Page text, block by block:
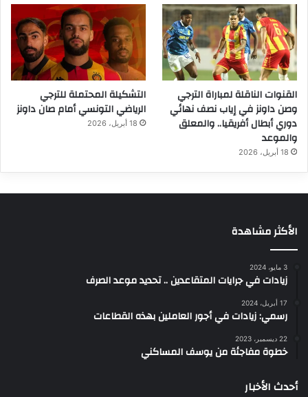
القنوات الناقلة لمباراة الترجي
وصن داونز في إياب نصف نهائي
دوري أبطال أفريقيا.. والمعلق
والموعد
18 أبريل، 2026
التشكيلة المحتملة للترجي
الرياضي التونسي أمام صان داونز
18 أبريل، 2026
الأكثر مشاهدة
3 مايو، 2024
زيادات في جرايات المتقاعدين .. تحديد موعد الصرف
17 أبريل، 2024
رسمي: زيادات في أجور العاملين بهذه القطاعات
22 ديسمبر، 2023
خطوة مفاجئة من يوسف المساكني
أحدث الأخبار